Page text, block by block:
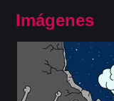
Imágenes